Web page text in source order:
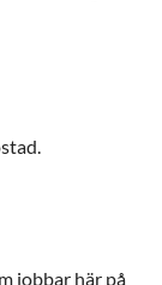
jobbar här på